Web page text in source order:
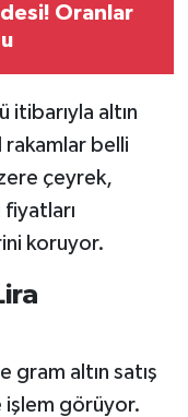
Oranlar
altın
rakamlar belli
çeyrek,
fiyatları
koruyor.
gram altın satış
görüyor.